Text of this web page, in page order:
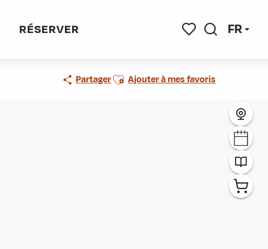
FR
RÉSERVER
PartagerAjouter aux favoris
Ajouter à mes favoris